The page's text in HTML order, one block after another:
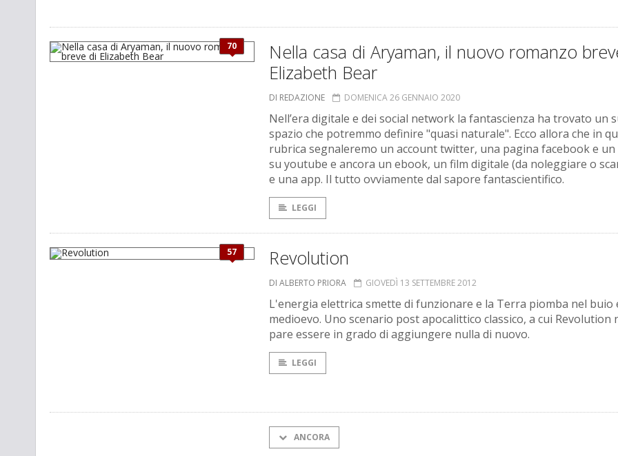
70
Nella casa di Aryaman, il nuovo romanzo
Elizabeth Bear
DI REDAZIONE DOMENICA 26 GENNAIO 2020
Nell’era digitale e dei social network la fantascienza ha trovato un
spazio che potremmo definire "quasi naturale". Ecco allora che in
rubrica segnaleremo un account twitter, una pagina facebook e un
su youtube e ancora un ebook, un film digitale (da noleggiare o
e una app. Il tutto ovviamente dal sapore fantascientifico.
LEGGI
57 Revolution
DI ALBERTO PRIORA GIOVEDÌ 13 SETTEMBRE 2012
L'energia elettrica smette di funzionare e la Terra piomba nel buio
medioevo. Uno scenario post apocalittico classico, a cui Revolution
pare essere in grado di aggiungere nulla di nuovo.
LEGGI
ANCORA